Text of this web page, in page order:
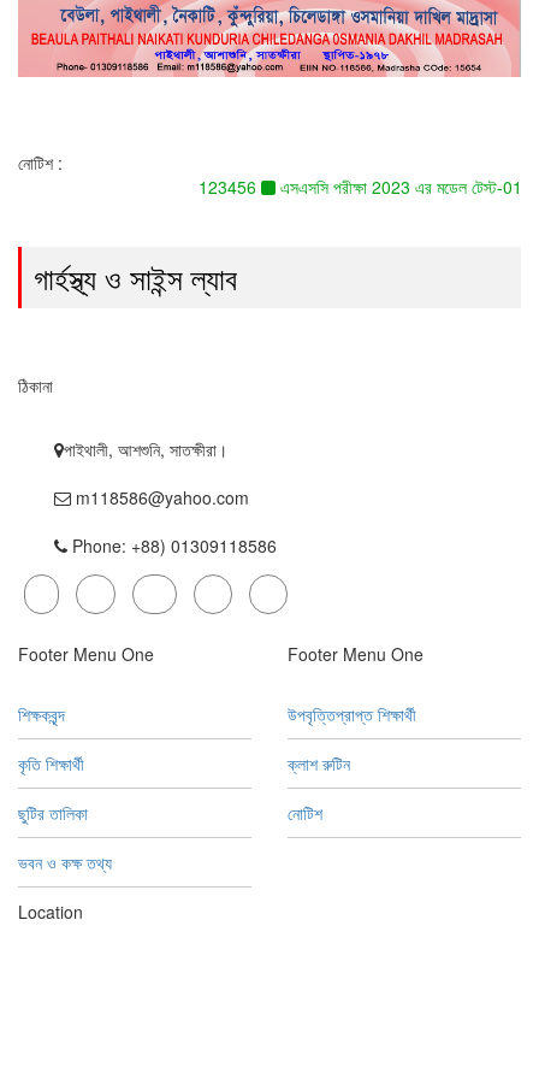
নোটিশ :
123456
এসএসসি পরীক্ষা 2023 এর মডেল টেস্ট-01
গার্হস্থ্য ও সাইন্স ল্যাব
ঠিকানা
পাইথালী, আশশুনি, সাতক্ষীরা।
m118586@yahoo.com
Phone: +88) 01309118586
Footer Menu One
শিক্ষকবৃন্দ
কৃতি শিক্ষার্থী
ছুটির তালিকা
ভবন ও কক্ষ তথ্য
Footer Menu One
উপবৃত্তিপ্রাপ্ত শিক্ষার্থী
ক্লাশ রুটিন
নোটিশ
Location